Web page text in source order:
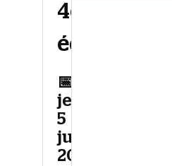
4e
édition
📅
jeudi
5
juin
2025